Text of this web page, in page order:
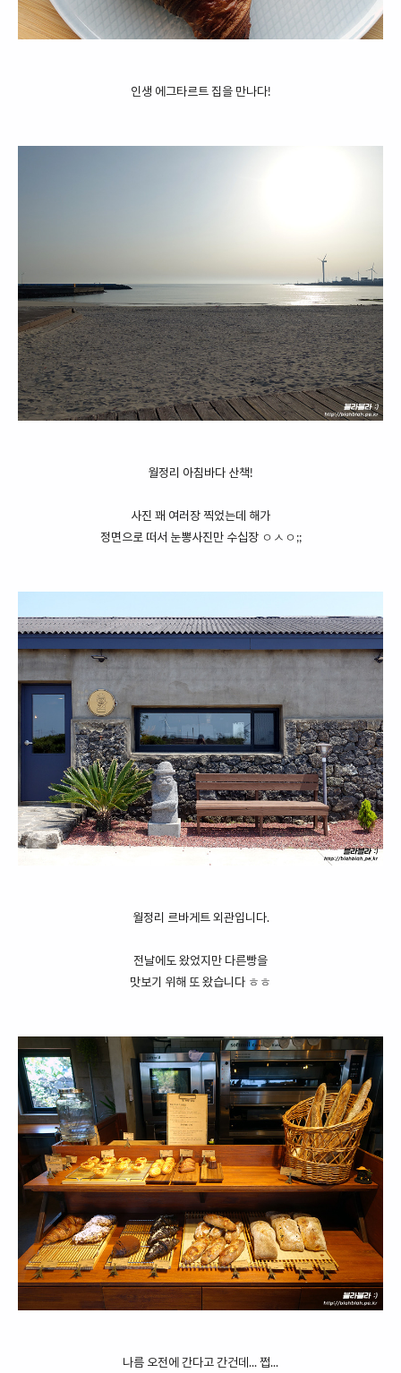
인생 에그타르트 집을 만나다!
월정리 아침바다 산책!
사진 꽤 여러장 찍었는데 해가
정면으로 떠서 눈뽕사진만 수십장 ㅇㅅㅇ;;
월정리 르바게트 외관입니다.
전날에도 왔었지만 다른빵을
맛보기 위해 또 왔습니다 ㅎㅎ
나름 오전에 간다고 간건데... 쩝...